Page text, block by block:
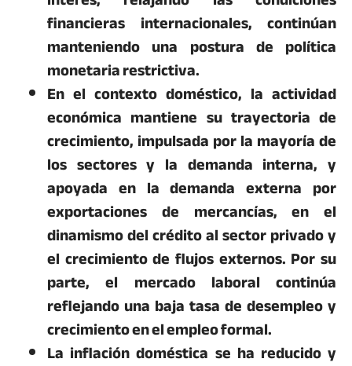
financieras internacionales, continúan
manteniendo una postura de política
monetaria restrictiva.
En el contexto doméstico, la actividad
económica mantiene su trayectoria de
crecimiento, impulsada por la mayoría de
los sectores y la demanda interna, y
apoyada en la demanda externa por
exportaciones de mercancías, en el
dinamismo del crédito al sector privado y
el crecimiento de flujos externos. Por su
parte, el mercado laboral continúa
reflejando una baja tasa de desempleo y
crecimiento en el empleo formal.
La inflación doméstica se ha reducido y